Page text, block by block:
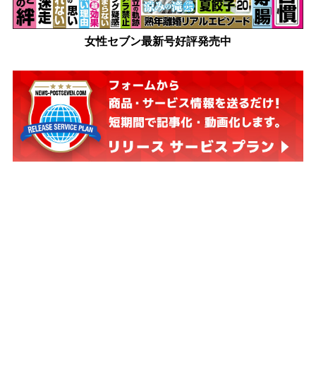
女性セブン最新号好評発売中